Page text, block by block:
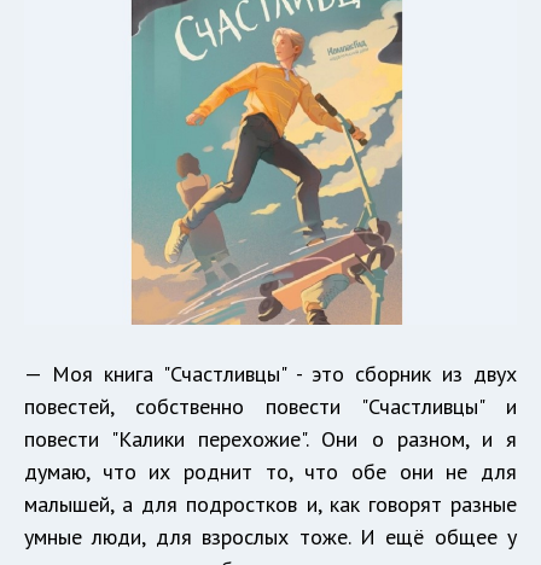
— Моя книга "Счастливцы" - это сборник из двух
повестей, собственно повести "Счастливцы" и
повести "Калики перехожие". Они о разном, и я
думаю, что их роднит то, что обе они не для
малышей, а для подростков и, как говорят разные
умные люди, для взрослых тоже. И ещё общее у